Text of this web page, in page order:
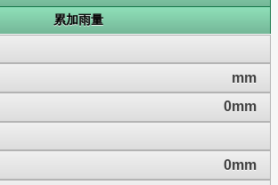
累加雨量
mm
0mm
0mm